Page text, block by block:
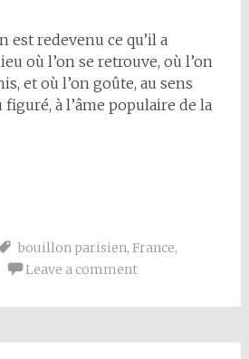
est redevenu ce qu’il a
où l’on se retrouve, où l’on
et où l’on goûte, au sens
à l’âme populaire de la
bouillon parisien, France,
Leave a comment